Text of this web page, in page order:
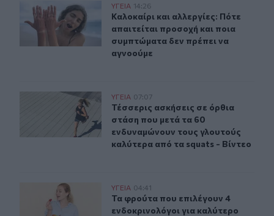
Καλοκαίρι και αλλεργίες: Πότε απαιτείται προσοχή
ΥΓΕΙΑ 14:26
Καλοκαίρι και αλλεργίες: Πότε
Καλοκαίρι και αλλεργίες: Πότε
απαιτείται προσοχή και ποια
συμπτώματα δεν πρέπει να
αγνοούμε
Τέσσερις ασκήσεις σε όρθια στάση που μετά τα 60
ΥΓΕΙΑ 07:07
Τέσσερις ασκήσεις σε όρθια
Τέσσερις ασκήσεις σε όρθια
στάση που μετά τα 60
ενδυναμώνουν τους γλουτούς
καλύτερα από τα squats - Βίντεο
Τα φρούτα που επιλέγουν 4 ενδοκρινολόγοι για
ΥΓΕΙΑ 04:41
Τα φρούτα που επιλέγουν 4
Τα φρούτα που επιλέγουν 4
ενδοκρινολόγοι για καλύτερο